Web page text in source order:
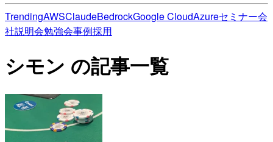
TrendingAWSClaudeBedrockGoogle CloudAzureセミナー会
社説明会勉強会事例採用
シモン の記事一覧